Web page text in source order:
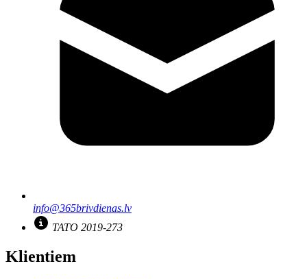
info@365brivdienas.lv
TATO 2019-273
Klientiem